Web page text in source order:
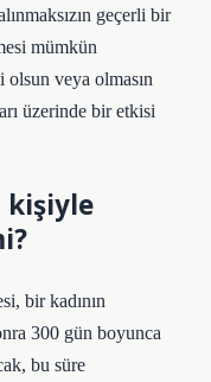
geçerli bir
mümkün
veya olmasın
üzerinde bir etkisi
kişiyle
bir kadının
300 gün boyunca
bu süre